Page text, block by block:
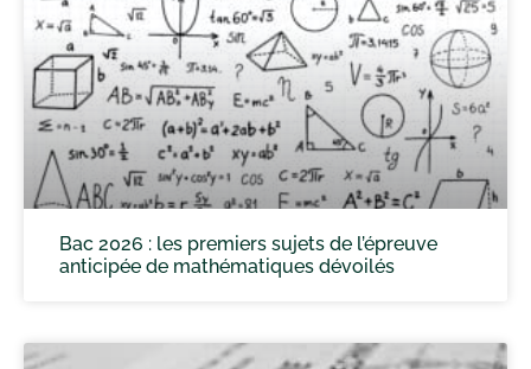
Bac 2026 : les premiers sujets de l’épreuve
anticipée de mathématiques dévoilés